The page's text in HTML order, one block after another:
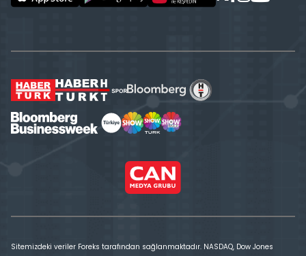
Sitemizdeki veriler Foreks tarafından sağlanmaktadır. NASDAQ, Dow Jones